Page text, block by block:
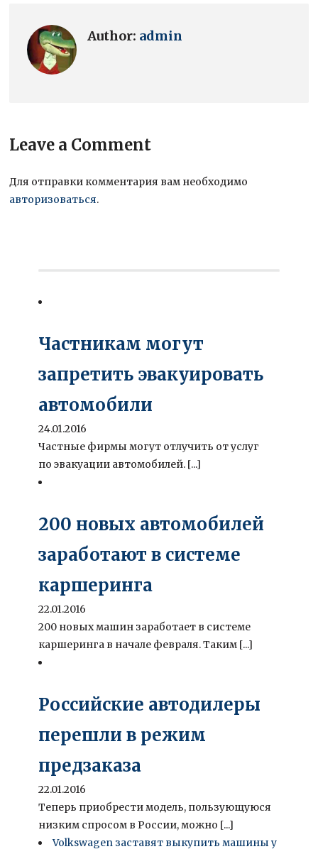
Author: admin
Leave a Comment
Для отправки комментария вам необходимо
авторизоваться.
Частникам могут
запретить эвакуировать
автомобили
24.01.2016
Частные фирмы могут отлучить от услуг
по эвакуации автомобилей. [...]
200 новых автомобилей
заработают в системе
каршеринга
22.01.2016
200 новых машин заработает в системе
каршеринга в начале февраля. Таким [...]
Российские автодилеры
перешли в режим
предзаказа
22.01.2016
Теперь приобрести модель, пользующуюся
низким спросом в России, можно [...]
Volkswagen заставят выкупить машины у